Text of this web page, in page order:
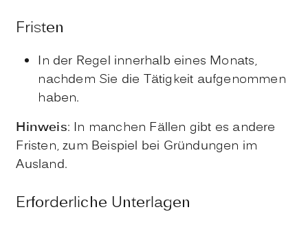
Fristen
In der Regel innerhalb eines Monats,
nachdem Sie die Tätigkeit aufgenommen
haben.
Hinweis: In manchen Fällen gibt es andere
Fristen, zum Beispiel bei Gründungen im
Ausland.
Erforderliche Unterlagen